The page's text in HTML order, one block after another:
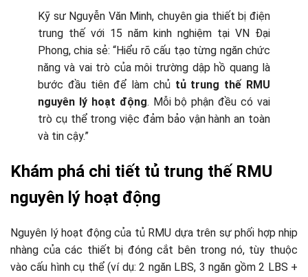
Kỹ sư Nguyễn Văn Minh, chuyên gia thiết bị điện
trung thế với 15 năm kinh nghiệm tại VN Đại
Phong, chia sẻ: “Hiểu rõ cấu tạo từng ngăn chức
năng và vai trò của môi trường dập hồ quang là
bước đầu tiên để làm chủ tủ trung thế RMU
nguyên lý hoạt động. Mỗi bộ phận đều có vai
trò cụ thể trong việc đảm bảo vận hành an toàn
và tin cậy.”
Khám phá chi tiết tủ trung thế RMU
nguyên lý hoạt động
Nguyên lý hoạt động của tủ RMU dựa trên sự phối hợp nhịp
nhàng của các thiết bị đóng cắt bên trong nó, tùy thuộc
vào cấu hình cụ thể (ví dụ: 2 ngăn LBS, 3 ngăn gồm 2 LBS +